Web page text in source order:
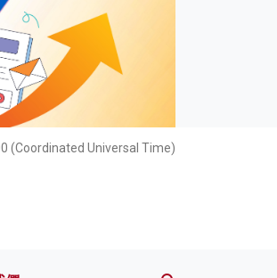
(Coordinated Universal Time)
於我們